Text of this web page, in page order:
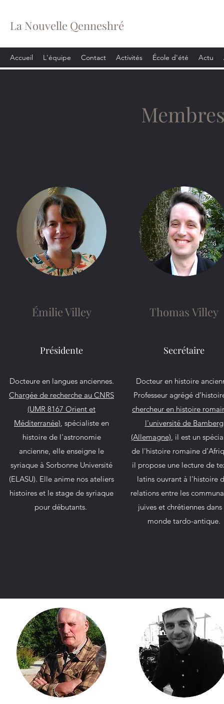
La Nouvelle Qenneshré
Accueil L'équipe Contact Activités École d'été Actu
Émilie Villey
Présidente
Docteure en langues anciennes.
Chargée de recherche au CNRS
(UMR 8167 Orient et
Méditerranée), spécialiste en
histoire de l'astronomie
ancienne, elle enseigne le
syriaque à Sorbonne Université
(ELASU). Elle anime nos ateliers
histoires et le stage de syriaque
pour débutants.
Thomas Villey
Secrétaire
Docteur en histoire
Professeur agrégé
chercheur en histoire
l'université de Bamberg
(Allemagne), il est un
de l'histoire romaine
il propose une lecture de
latins ouvrant à l'histoire
relations entre les
juives et chrétiennes dans
monde tardo-antique.